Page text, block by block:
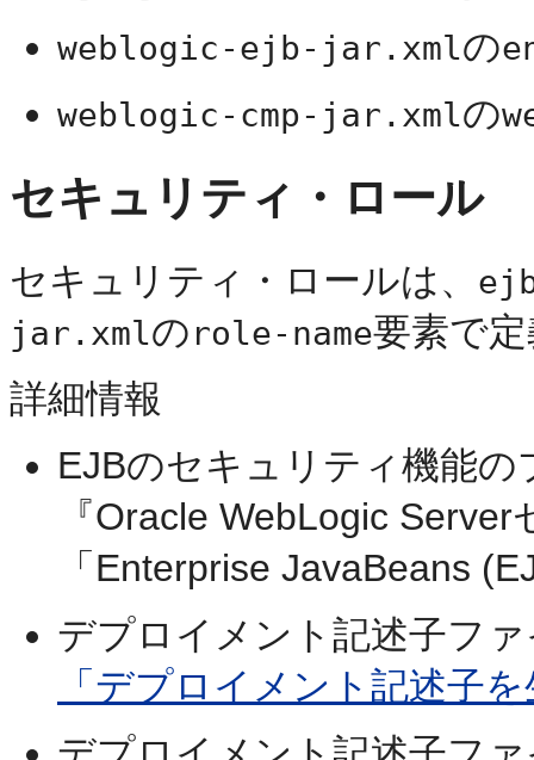
weblogic-ejb-jar.xmlの
weblogic-cmp-jar.xmlの
セキュリティ・ロール
セキュリティ・ロールは、
jar.xmlの role-name要素で
詳細情報
EJBのセキュリティ機能
『Oracle WebLogic
「Enterprise JavaBeans
デプロイメント記述子フ
「デプロイメント記述子